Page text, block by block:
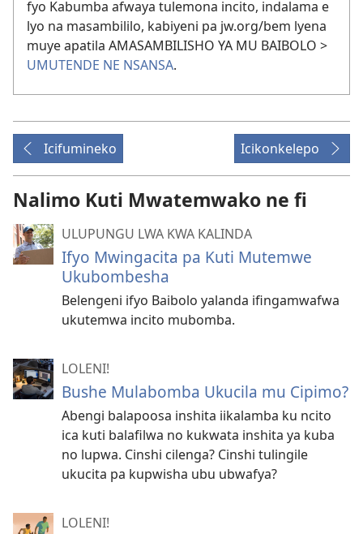
fyo Kabumba afwaya tulemona incito, indalama e
lyo na masambililo, kabiyeni pa jw.org/bem lyena
muye apatila AMASAMBILISHO YA MU BAIBOLO >
UMUTENDE NE NSANSA.
Icifumineko Icikonkelepo
Nalimo Kuti Mwatemwako ne fi
ULUPUNGU LWA KWA KALINDA
Ifyo Mwingacita pa Kuti Mutemwe
Ukubombesha
Belengeni ifyo Baibolo yalanda ifingamwafwa
ukutemwa incito mubomba.
LOLENI!
Bushe Mulabomba Ukucila mu Cipimo?
Abengi balapoosa inshita iikalamba ku ncito
ica kuti balafilwa no kukwata inshita ya kuba
no lupwa. Cinshi cilenga? Cinshi tulingile
ukucita pa kupwisha ubu ubwafya?
LOLENI!